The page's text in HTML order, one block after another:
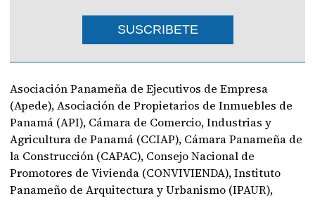
SUSCRIBETE
Asociación Panameña de Ejecutivos de Empresa
(Apede), Asociación de Propietarios de Inmuebles de
Panamá (API), Cámara de Comercio, Industrias y
Agricultura de Panamá (CCIAP), Cámara Panameña de
la Construcción (CAPAC), Consejo Nacional de
Promotores de Vivienda (CONVIVIENDA), Instituto
Panameño de Arquitectura y Urbanismo (IPAUR),